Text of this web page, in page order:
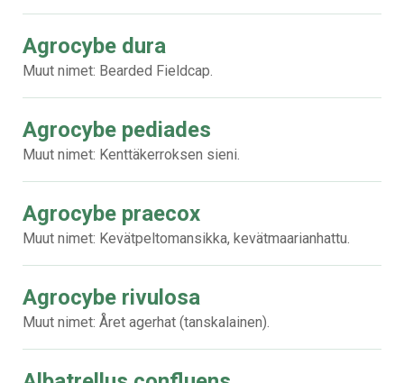
Agrocybe dura
Muut nimet: Bearded Fieldcap.
Agrocybe pediades
Muut nimet: Kenttäkerroksen sieni.
Agrocybe praecox
Muut nimet: Kevätpeltomansikka, kevätmaarianhattu.
Agrocybe rivulosa
Muut nimet: Året agerhat (tanskalainen).